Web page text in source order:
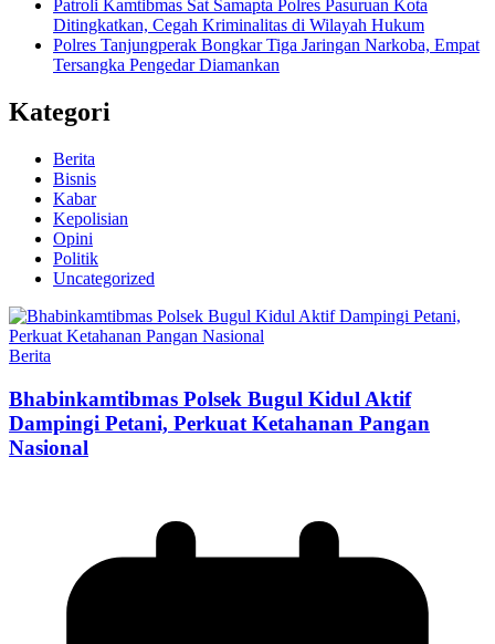
Patroli Kamtibmas Sat Samapta Polres Pasuruan Kota
Ditingkatkan, Cegah Kriminalitas di Wilayah Hukum
Polres Tanjungperak Bongkar Tiga Jaringan Narkoba, Empat
Tersangka Pengedar Diamankan
Kategori
Berita
Bisnis
Kabar
Kepolisian
Opini
Politik
Uncategorized
Berita
Bhabinkamtibmas Polsek Bugul Kidul Aktif
Dampingi Petani, Perkuat Ketahanan Pangan
Nasional